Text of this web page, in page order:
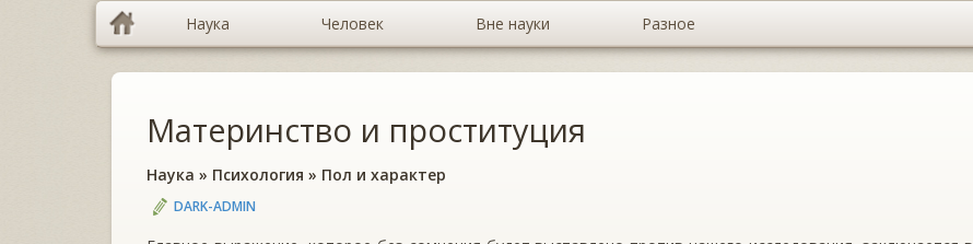
Наука Человек Вне науки Разное
Материнство и проституция
Наука » Психология » Пол и характер
DARK-ADMIN